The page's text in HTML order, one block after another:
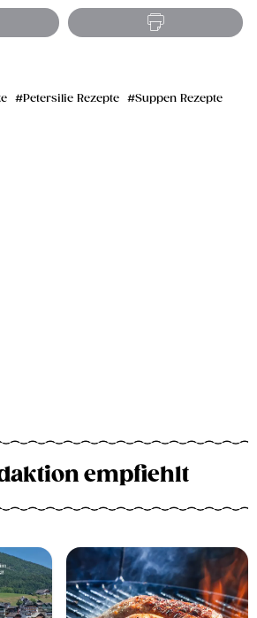
Petersilie Rezepte
Suppen Rezepte
empfiehlt